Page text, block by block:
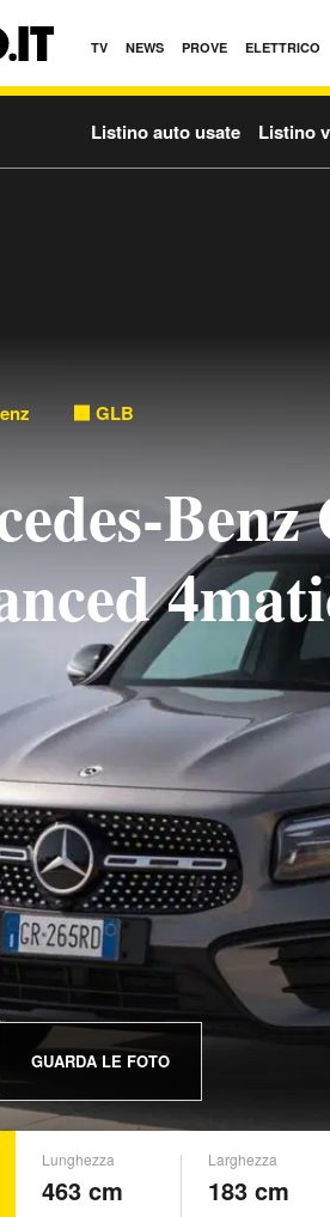
TV NEWS PROVE ELETTRICO
Listino auto usate Listino
GLB
GUARDA LE FOTO
Lunghezza
463 cm
Larghezza
183 cm